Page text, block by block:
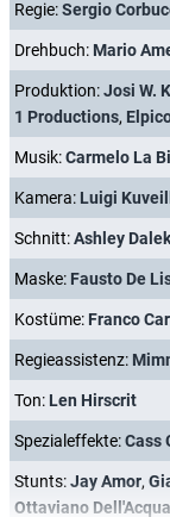
Regie:Sergio
Drehbuch: Mario
Produktion:Josi W.
1 Productions,
Musik:Carmelo La
Kamera: Luigi
Schnitt:Ashley
Maske: Fausto De
Kostüme: Franco
Regieassistenz:
Ton: Len Hirscrit
Spezialeffekte:Cass
Stunts:Jay Amor,
Ottaviano Dell'Acqua